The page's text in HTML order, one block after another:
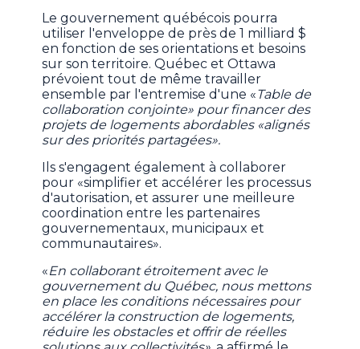
Le gouvernement québécois pourra
utiliser l'enveloppe de près de 1 milliard $
en fonction de ses orientations et besoins
sur son territoire. Québec et Ottawa
prévoient tout de même travailler
ensemble par l'entremise d'une «Table de
collaboration conjointe» pour financer des
projets de logements abordables «alignés
sur des priorités partagées».
Ils s'engagent également à collaborer
pour «simplifier et accélérer les processus
d'autorisation, et assurer une meilleure
coordination entre les partenaires
gouvernementaux, municipaux et
communautaires».
«En collaborant étroitement avec le
gouvernement du Québec, nous mettons
en place les conditions nécessaires pour
accélérer la construction de logements,
réduire les obstacles et offrir de réelles